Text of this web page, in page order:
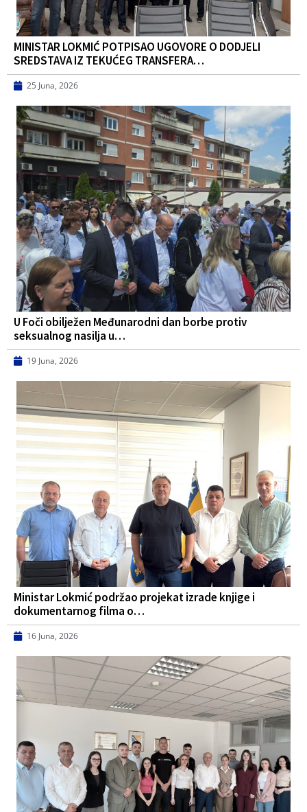
MINISTAR LOKMIĆ POTPISAO UGOVORE O DODJELI
SREDSTAVA IZ TEKUĆEG TRANSFERA…
25 Juna, 2026
U Foči obilježen Međunarodni dan borbe protiv
seksualnog nasilja u…
19 Juna, 2026
Ministar Lokmić podržao projekat izrade knjige i
dokumentarnog filma o…
16 Juna, 2026